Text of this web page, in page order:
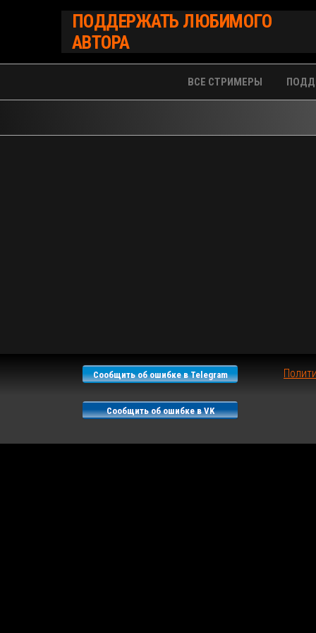
содержимому
ПОДДЕРЖАТЬ ЛЮБИМОГО
АВТОРА
ВСЕ СТРИМЕРЫ
Сообщить об ошибке в Telegram
Сообщить об ошибке в VK